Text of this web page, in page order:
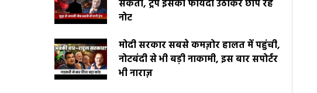
सकता, ट्रंप इसका फायदा उठाकर छाप रहे
नोट
मोदी सरकार सबसे कमज़ोर हालत में पहुंची,
नोटबंदी से भी बड़ी नाकामी, इस बार सपोर्टर
भी नाराज़